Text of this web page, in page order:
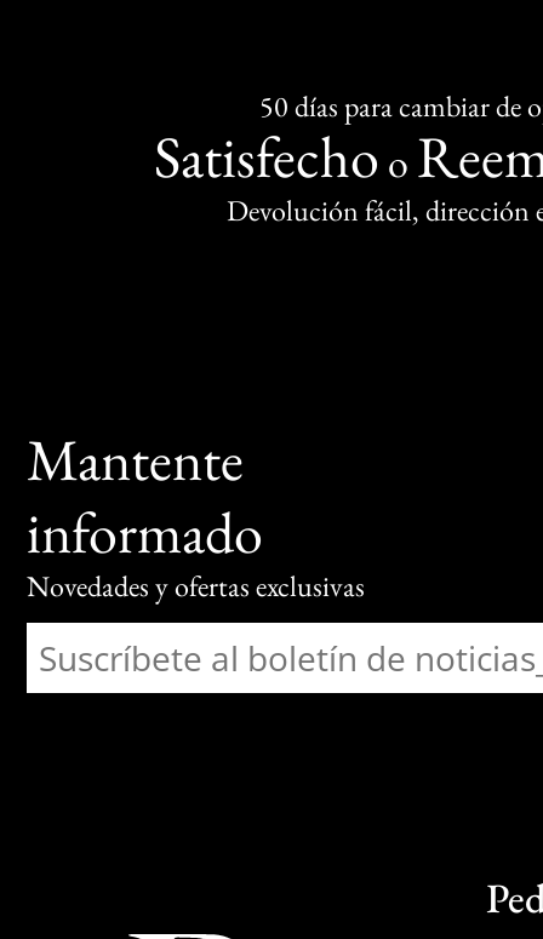
50 días para cambiar de
Satisfecho o
Devolución fácil, dirección
Mantente
informado
Novedades y ofertas exclusivas